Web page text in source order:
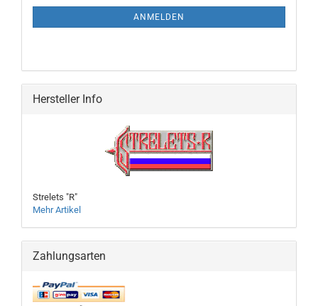
ANMELDEN
Hersteller Info
Strelets "R"
Mehr Artikel
Zahlungsarten